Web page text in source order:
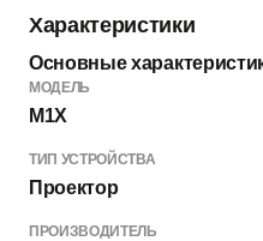
Характеристики
Основные
МОДЕЛЬ
M1X
ТИП УСТРОЙСТВА
Проектор
ПРОИЗВОДИТЕЛЬ